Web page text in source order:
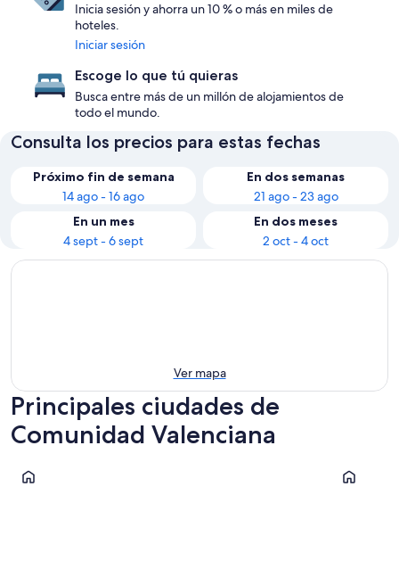
Inicia sesión y ahorra un 10 % o más en miles de
hoteles.
Iniciar sesión
Escoge lo que tú quieras
Busca entre más de un millón de alojamientos de
todo el mundo.
Consulta los precios para estas fechas
Próximo fin de semana
14 ago - 16 ago
En dos semanas
21 ago - 23 ago
En un mes
4 sept - 6 sept
En dos meses
2 oct - 4 oct
Ver mapa
Principales ciudades de
Comunidad Valenciana
Valencia Benidorm